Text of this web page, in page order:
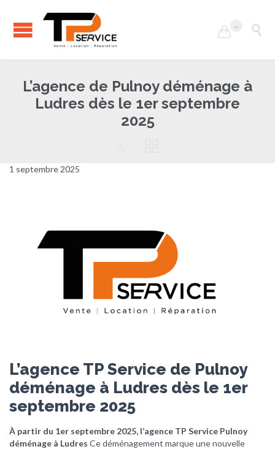
 
L’agence de Pulnoy déménage à
Ludres dès le 1er septembre
2025
1 septembre 2025
L’agence TP Service de Pulnoy
déménage à Ludres dès le 1er
septembre 2025
À partir du 1er septembre 2025, l’agence TP Service Pulnoy
déménage à Ludres Ce déménagement marque une nouvelle